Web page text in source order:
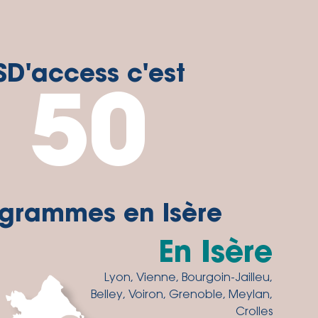
c'est
50
en Isère
En Isère
Lyon, Vienne, Bourgoin-Jailleu,
Belley, Voiron, Grenoble, Meylan,
Crolles